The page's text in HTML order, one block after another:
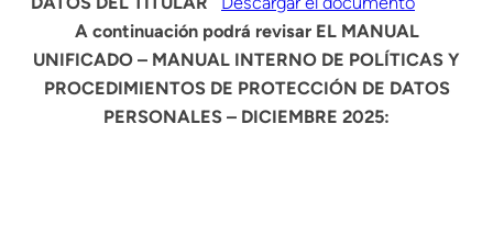
A continuación podrá revisar EL MANUAL
UNIFICADO – MANUAL INTERNO DE POLÍTICAS Y
PROCEDIMIENTOS DE PROTECCIÓN DE DATOS
PERSONALES – DICIEMBRE 2025: